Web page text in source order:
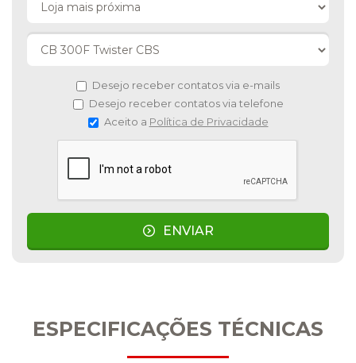
Desejo receber contatos via e-mails
Desejo receber contatos via telefone
Aceito a Política de Privacidade
ENVIAR
ESPECIFICAÇÕES TÉCNICAS